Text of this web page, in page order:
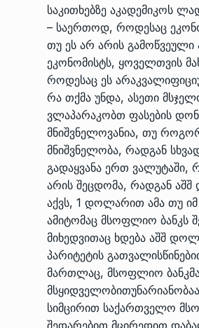
საკითხებზე აკადემიკოს
– საერთოდ, როდესაც
თუ ეს არ არის
ეკონომისტს, ყოველთვის
როდესაც ეს
რა თქმა უნდა, ასეთი
ვლაპარაკობთ ფასების
მნიშვნელოვანია, თუ
მნიშვნელობა, რადგან
გადაყვანა ერთ ვალუტაში,
არის შეცდომა, რადგან აშშ
აქვს, 1 დოლარით ამა თუ იმ
ამიტომაც მსოფლიო ბანკს
მიხედვითაც ხდება აშშ
პარიტეტის
მართლაც, მსოფლიო ბანკმა
სიმცირით საქართველო
შედარებით მცირედით
10